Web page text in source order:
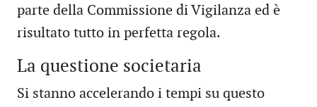
parte della Commissione di Vigilanza ed è
risultato tutto in perfetta regola.
La questione societaria
Si stanno accelerando i tempi su questo